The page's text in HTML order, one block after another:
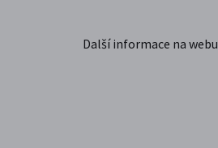
Další informace na webu